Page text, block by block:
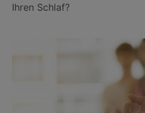
Ihren Schlaf?